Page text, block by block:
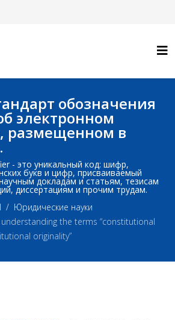
обозначения
электронном
размещенном в
- это уникальный код: шифр,
букв и цифр, присваиваемый
докладам и статьям, тезисам
диссертациям и прочим трудам.
Юридические науки
the terms “constitutional
originality”